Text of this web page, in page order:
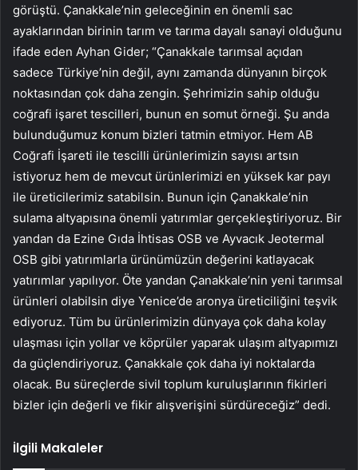
görüştü. Çanakkale’nin geleceğinin en önemli sac
ayaklarından birinin tarım ve tarıma dayalı sanayi olduğunu
ifade eden Ayhan Gider; “Çanakkale tarımsal açıdan
sadece Türkiye’nin değil, aynı zamanda dünyanın birçok
noktasından çok daha zengin. Şehrimizin sahip olduğu
coğrafi işaret tescilleri, bunun en somut örneği. Şu anda
bulunduğumuz konum bizleri tatmin etmiyor. Hem AB
Coğrafi İşareti ile tescilli ürünlerimizin sayısı artsın
istiyoruz hem de mevcut ürünlerimizi en yüksek kar payı
ile üreticilerimiz satabilsin. Bunun için Çanakkale’nin
sulama altyapısına önemli yatırımlar gerçekleştiriyoruz. Bir
yandan da Ezine Gıda İhtisas OSB ve Ayvacık Jeotermal
OSB gibi yatırımlarla ürünümüzün değerini katlayacak
yatırımlar yapılıyor. Öte yandan Çanakkale’nin yeni tarımsal
ürünleri olabilsin diye Yenice’de aronya üreticiliğini teşvik
ediyoruz. Tüm bu ürünlerimizin dünyaya çok daha kolay
ulaşması için yollar ve köprüler yaparak ulaşım altyapımızı
da güçlendiriyoruz. Çanakkale çok daha iyi noktalarda
olacak. Bu süreçlerde sivil toplum kuruluşlarının fikirleri
bizler için değerli ve fikir alışverişini sürdüreceğiz” dedi.
İlgili Makaleler